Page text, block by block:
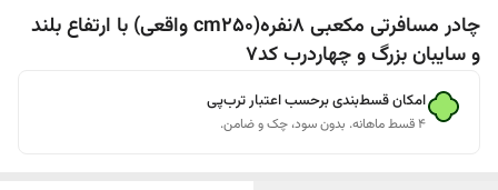
چادر مسافرتی مکعبی 8نفره(cm250 واقعی) با ارتفاع بلند
و سایبان بزرگ و چهاردرب کد7
امکان قسط‌بندی برحسب اعتبار ترب‌پی
۴ قسط ماهانه. بدون سود، چک و ضامن.